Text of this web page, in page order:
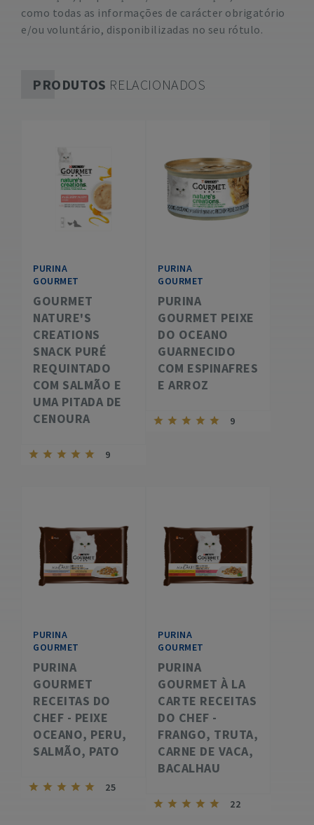
como todas as informações de carácter obrigatório
e/ou voluntário, disponibilizadas no seu rótulo.
PRODUTOS RELACIONADOS
PURINA
GOURMET
GOURMET
NATURE'S
CREATIONS
SNACK PURÉ
REQUINTADO
COM SALMÃO E
UMA PITADA DE
CENOURA
9
PURINA
GOURMET
PURINA
GOURMET PEIXE
DO OCEANO
GUARNECIDO
COM ESPINAFRES
E ARROZ
9
PURINA
GOURMET
PURINA
GOURMET
RECEITAS DO
CHEF - PEIXE
OCEANO, PERU,
SALMÃO, PATO
25
PURINA
GOURMET
PURINA
GOURMET À LA
CARTE RECEITAS
DO CHEF -
FRANGO, TRUTA,
CARNE DE VACA,
BACALHAU
22